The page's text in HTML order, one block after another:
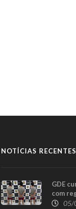
NOTÍCIAS RECENTES
GDE
com
05/